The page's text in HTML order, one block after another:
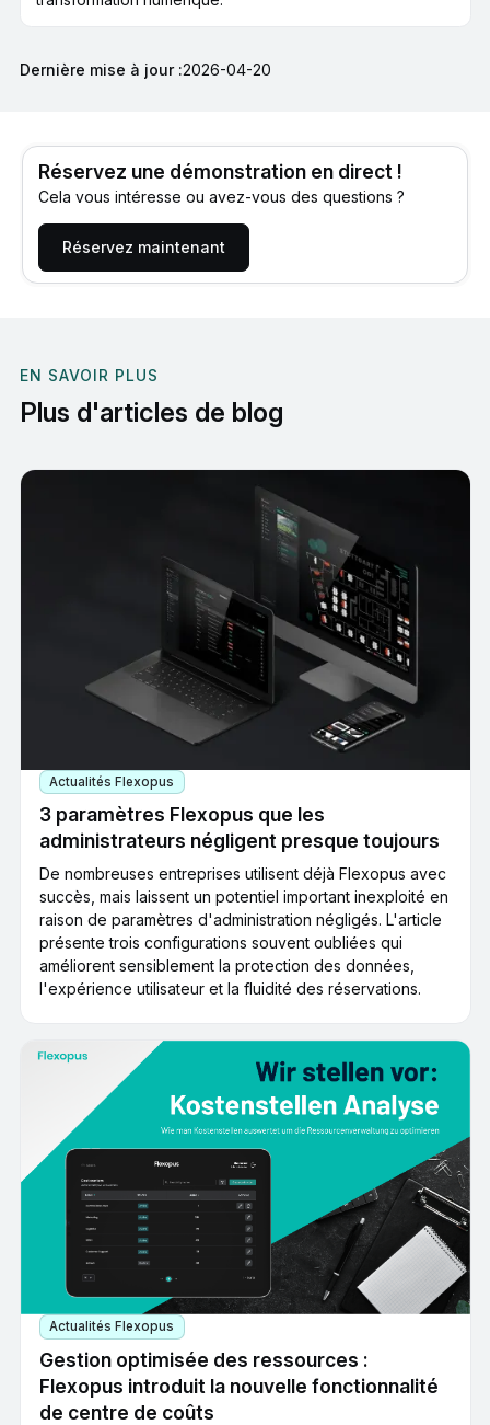
Dernière mise à jour :2026-04-20
Réservez une démonstration en direct !
Cela vous intéresse ou avez-vous des questions ?
Réservez maintenant
EN SAVOIR PLUS
Plus d'articles de blog
Actualités Flexopus
3 paramètres Flexopus que les
administrateurs négligent presque toujours
De nombreuses entreprises utilisent déjà Flexopus avec
succès, mais laissent un potentiel important inexploité en
raison de paramètres d'administration négligés. L'article
présente trois configurations souvent oubliées qui
améliorent sensiblement la protection des données,
l'expérience utilisateur et la fluidité des réservations.
Actualités Flexopus
Gestion optimisée des ressources :
Flexopus introduit la nouvelle fonctionnalité
de centre de coûts